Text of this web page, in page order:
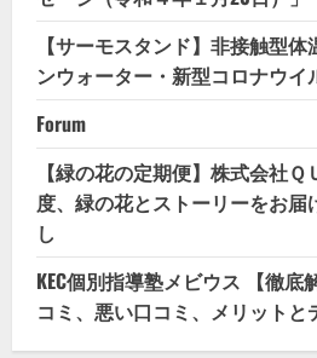
【サーモスタンド】非接触型
ンウォーター・新型コロナウイ
Forum
【緑の花の定期便】株式会社
度、緑の花とストーリーをお届
し
KEC個別指導塾メビウス 【徹底
コミ、悪い口コミ、メリットと